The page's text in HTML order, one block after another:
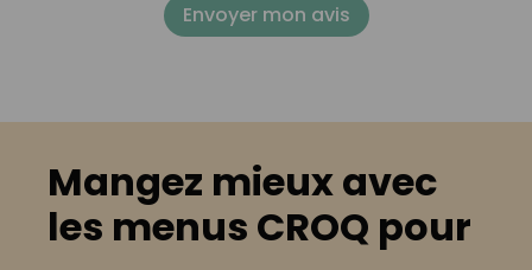
Envoyer mon avis
Mangez mieux avec
les menus CROQ pour